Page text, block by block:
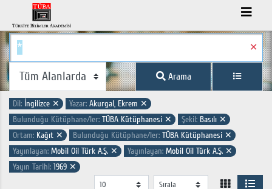
✕
Arama
Dil: İngilizce ✕ Yazar: Akurgal, Ekrem ✕
Bulunduğu Kütüphane/ler: TÜBA Kütüphanesi ✕ Şekil: Basılı ✕
Ortam: Kağıt ✕ Bulunduğu Kütüphane/ler: TÜBA Kütüphanesi ✕
Yayınlayan: Mobil Oil Türk A.Ş. ✕ Yayınlayan: Mobil Oil Türk A.Ş. ✕
Yayın Tarihi: 1969 ✕